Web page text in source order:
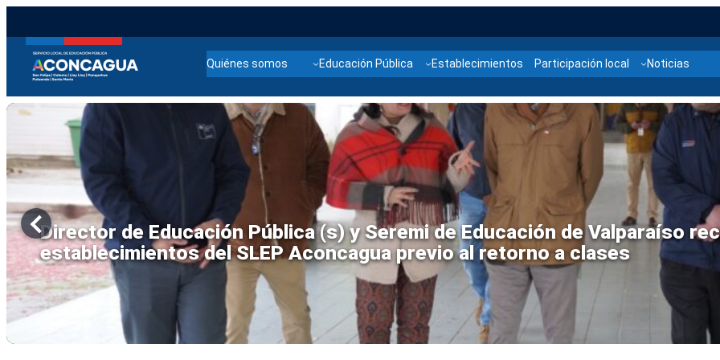
Quiénes somos Educación Pública Establecimientos Participación local Noticias
Seremi de Educación y SLEP Aconcagua encabezan trabajo
emergencia en Escuela Viña Errázuriz de Panquehue